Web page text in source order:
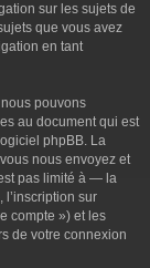
sur les sujets de
que vous avez
en tant
pouvons
au document qui est
phpBB. La
nous envoyez et
pas limité à — la
l’inscription sur
compte ») et les
de votre connexion